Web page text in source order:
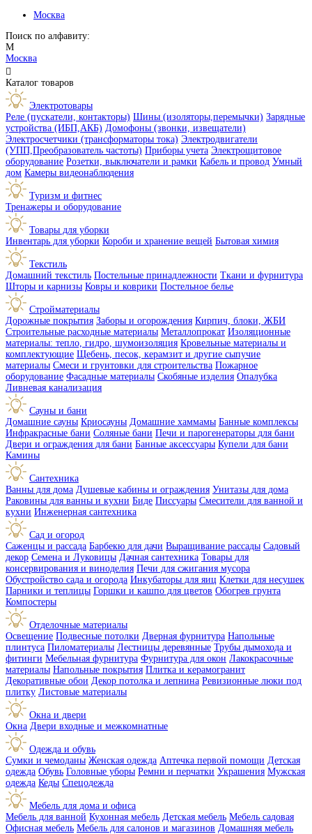
Москва
Поиск по алфавиту:
М
Москва

Каталог товаров
Электротовары
Реле (пускатели, контакторы) Шины (изоляторы,перемычки) Зарядные
устройства (ИБП,АКБ) Домофоны (звонки, извещатели)
Электросчетчики (трансформаторы тока) Электродвигатели
(УПП,Преобразователь частоты) Приборы учета Электрощитовое
оборудование Розетки, выключатели и рамки Кабель и провод Умный
дом Камеры видеонаблюдения
Туризм и фитнес
Тренажеры и оборудование
Товары для уборки
Инвентарь для уборки Короби и хранение вещей Бытовая химия
Текстиль
Домашний текстиль Постельные принадлежности Ткани и фурнитура
Шторы и карнизы Ковры и коврики Постельное белье
Стройматериалы
Дорожные покрытия Заборы и огорождения Кирпич, блоки, ЖБИ
Строительные расходные материалы Металлопрокат Изоляционные
материалы: тепло, гидро, шумоизоляция Кровельные материалы и
комплектующие Щебень, песок, керамзит и другие сыпучие
материалы Смеси и грунтовки для строительства Пожарное
оборудование Фасадные материалы Скобяные изделия Опалубка
Ливневая канализация
Сауны и бани
Домашние сауны Криосауны Домашние хаммамы Банные комплексы
Инфракрасные бани Соляные бани Печи и парогенераторы для бани
Двери и ограждения для бани Банные аксессуары Купели для бани
Камины
Сантехника
Ванны для дома Душевые кабины и ограждения Унитазы для дома
Раковины для ванны и кухни Биде Писсуары Смесители для ванной и
кухни Инженерная сантехника
Сад и огород
Саженцы и рассада Барбекю для дачи Выращивание рассады Садовый
декор Семена и Луковицы Дачная сантехника Товары для
консервирования и виноделия Печи для сжигания мусора
Обустройство сада и огорода Инкубаторы для яиц Клетки для несушек
Парники и теплицы Горшки и кашпо для цветов Обогрев грунта
Компостеры
Отделочные материалы
Освещение Подвесные потолки Дверная фурнитура Напольные
плинтуса Пиломатериалы Лестницы деревянные Трубы дымохода и
фитинги Мебельная фурнитура Фурнитура для окон Лакокрасочные
материалы Напольные покрытия Плитка и керамогранит
Декоративные обои Декор потолка и лепнина Ревизионные люки под
плитку Листовые материалы
Окна и двери
Окна Двери входные и межкомнатные
Одежда и обувь
Сумки и чемоданы Женская одежда Аптечка первой помощи Детская
одежда Обувь Головные уборы Ремни и перчатки Украшения Мужская
одежда Кеды Спецодежда
Мебель для дома и офиса
Мебель для ванной Кухонная мебель Детская мебель Мебель садовая
Офисная мебель Мебель для салонов и магазинов Домашняя мебель